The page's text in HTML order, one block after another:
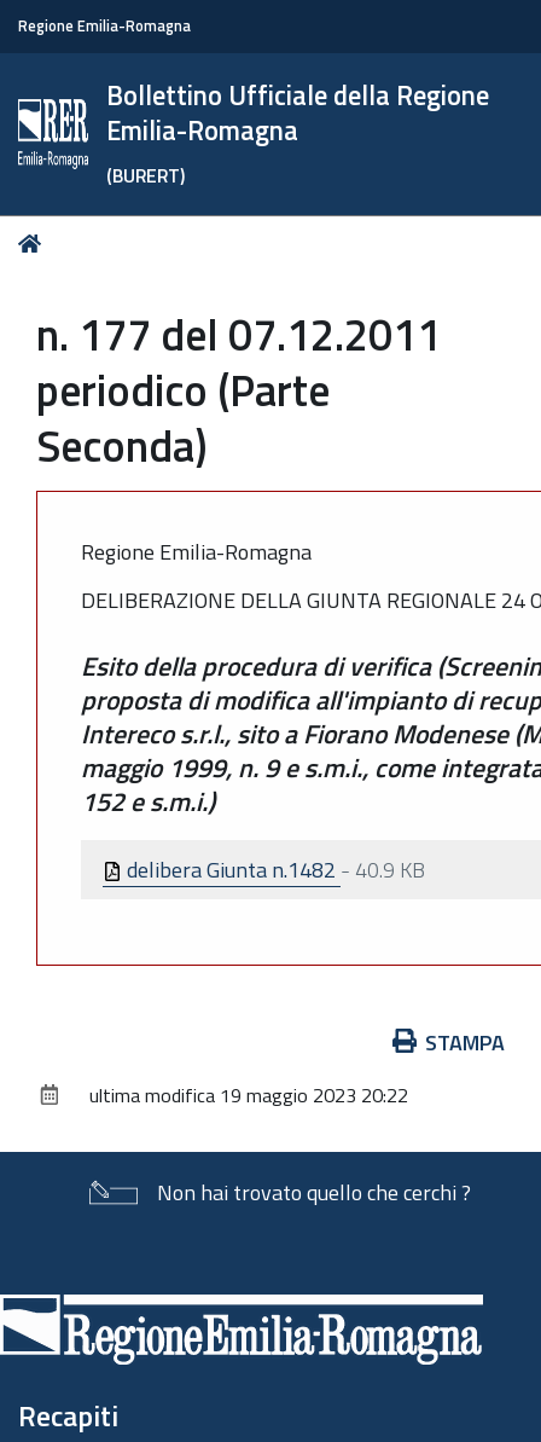
Regione Emilia-Romagna
Bollettino Ufficiale della Regione
Emilia-Romagna
(BURERT)
Tu
n. 177 del 07.12.2011
periodico (Parte
Seconda)
Regione Emilia-Romagna
DELIBERAZIONE DELLA GIUNTA REGIONALE 24
Esito della procedura di verifica
proposta di modifica all'impianto di
Intereco s.r.l., sito a Fiorano Modenese
maggio 1999, n. 9 e s.m.i., come
152 e s.m.i.)
delibera Giunta n.1482 - 40.9 KB
documento
STAMPA
ultima modifica 19 maggio 2023 20:22
Non hai trovato quello che cerchi ?
di
pagina
Recapiti